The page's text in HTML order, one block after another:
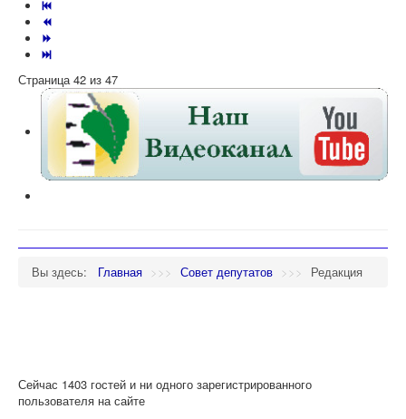
Страница 42 из 47
Вы здесь: Главная >>> Совет депутатов >>> Редакция
Сейчас 1403 гостей и ни одного зарегистрированного
пользователя на сайте